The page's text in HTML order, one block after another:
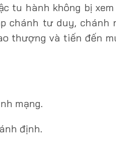
tu hành không bị
chánh tư duy, chánh
thượng và tiến đến
mạng.
định.